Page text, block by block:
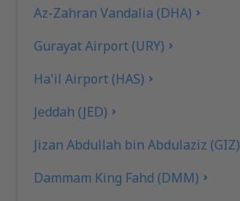
Az-Zahran Vandalia (DHA)
Gurayat Airport (URY)
Ha'il Airport (HAS)
Jeddah (JED)
Jizan Abdullah bin Abdulaziz (GIZ)
Dammam King Fahd (DMM)